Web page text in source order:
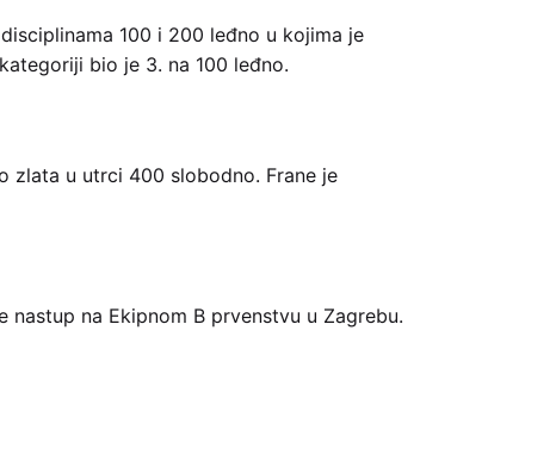
100 i 200 leđno u kojima je
bio je 3. na 100 leđno.
zlata u utrci 400 slobodno. Frane je
nastup na Ekipnom B prvenstvu u Zagrebu.